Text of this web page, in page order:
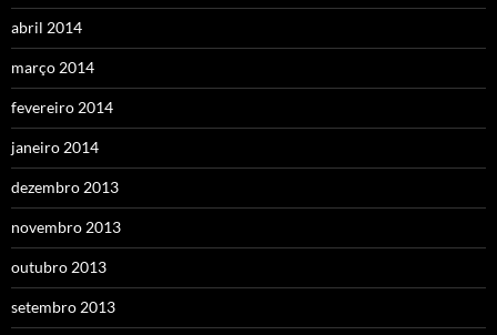
abril 2014
março 2014
fevereiro 2014
janeiro 2014
dezembro 2013
novembro 2013
outubro 2013
setembro 2013